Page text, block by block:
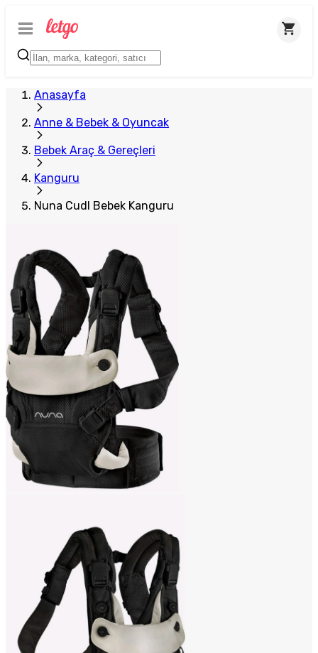
Anasayfa
Anne & Bebek & Oyuncak
Bebek Araç & Gereçleri
Kanguru
Nuna Cudl Bebek Kanguru